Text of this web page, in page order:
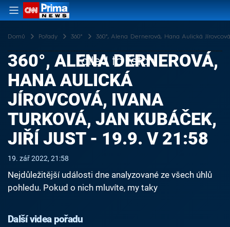
Domů Pořady 360° 360°, Alena Dernerová, Hana Aulická
Failed to fetch
360°, ALENA DERNEROVÁ,
HANA AULICKÁ
JÍROVCOVÁ, IVANA
TURKOVÁ, JAN KUBÁČEK,
JIŘÍ JUST - 19.9. V 21:58
19. zář 2022, 21:58
Nejdůležitější události dne analyzované ze všech úhlů
pohledu. Pokud o nich mluvíte, my taky
Další videa pořadu